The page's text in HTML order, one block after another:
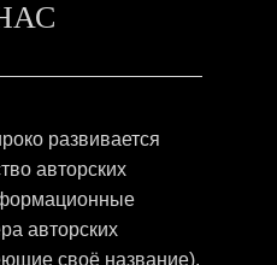
развивается
авторских
авторских
своё название),